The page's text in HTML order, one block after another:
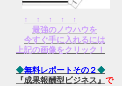
↑ ↑ ↑ ↑ ↑
最強のノウハウを
今すぐ手に入れるには
上記の画像をクリック！
◆無料レポートその２◆
『成果報酬型ビジネス』 で